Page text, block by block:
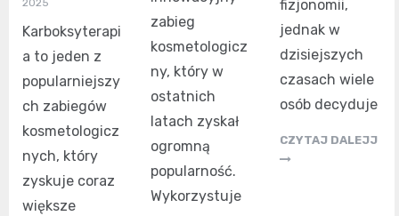
2025
Karboksyterapi
a to jeden z
popularniejszy
ch zabiegów
kosmetologicz
nych, który
zyskuje coraz
większe
zabieg
kosmetologicz
ny, który w
ostatnich
latach zyskał
ogromną
popularność.
Wykorzystuje
fizjonomii,
jednak w
dzisiejszych
czasach wiele
osób decyduje
CZYTAJ DALEJJ